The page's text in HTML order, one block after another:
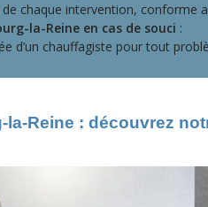
chaque intervention, conforme
la-Reine en cas de souci :
d’un chauffagiste pour tout
Reine : découvrez